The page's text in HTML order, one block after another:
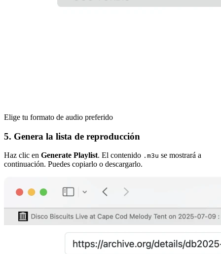
Elige tu formato de audio preferido
5. Genera la lista de reproducción
Haz clic en Generate Playlist. El contenido .m3u se mostrará a
continuación. Puedes copiarlo o descargarlo.